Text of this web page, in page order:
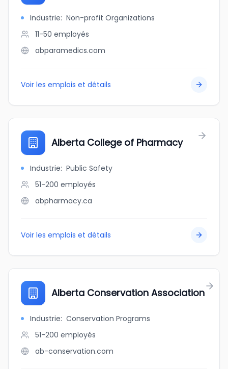
Industrie: Non-profit Organizations
11-50 employés
abparamedics.com
Voir les emplois et détails
Alberta College of Pharmacy
Industrie: Public Safety
51-200 employés
abpharmacy.ca
Voir les emplois et détails
Alberta Conservation Association
Industrie: Conservation Programs
51-200 employés
ab-conservation.com